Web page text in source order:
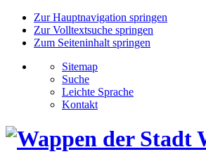
Zur Hauptnavigation springen
Zur Volltextsuche springen
Zum Seiteninhalt springen
Sitemap
Suche
Leichte Sprache
Kontakt